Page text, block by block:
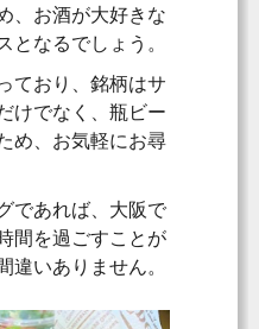
、お酒が大好きな
となるでしょう。
ており、銘柄はサ
けでなく、瓶ビー
め、お気軽にお尋
であれば、大阪で
間を過ごすことが
違いありません。